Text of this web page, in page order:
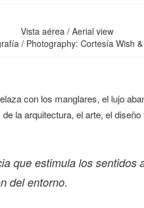
Vista aérea / Aerial view
/ Photography: Cortesía Wish
con los manglares, el lujo
la arquitectura, el arte, el
que estimula los sentidos
del entorno.